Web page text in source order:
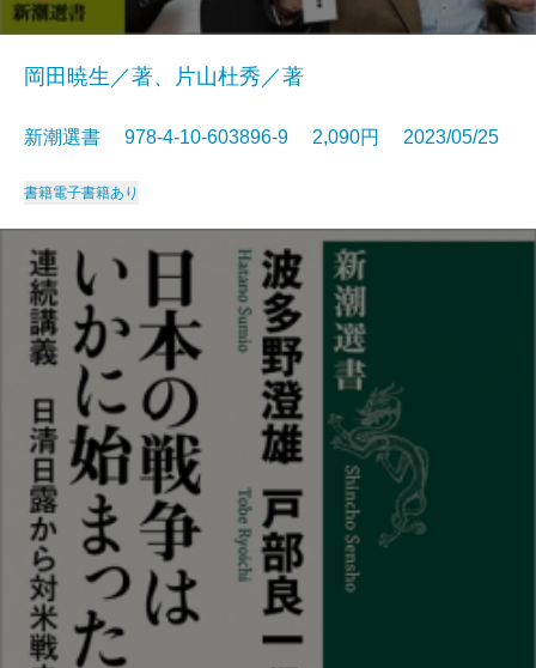
岡田暁生／著、片山杜秀／著
新潮選書 978-4-10-603896-9 2,090円 2023/05/25
書籍電子書籍あり